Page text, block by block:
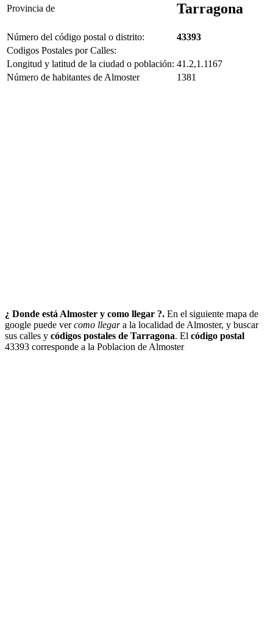
Provincia de Tarragona
Número del código postal o distrito:
43393
Codigos Postales por Calles:
Longitud y latitud de la ciudad o población: 41.2,1.1167
Número de habitantes de Almoster
1381
¿ Donde está Almoster y como llegar ?. En el siguiente mapa de
google puede vercomo llegara la localidad de Almoster, y buscar
sus calles y códigos postales de Tarragona. El código postal
43393 corresponde a la Poblacion de Almoster